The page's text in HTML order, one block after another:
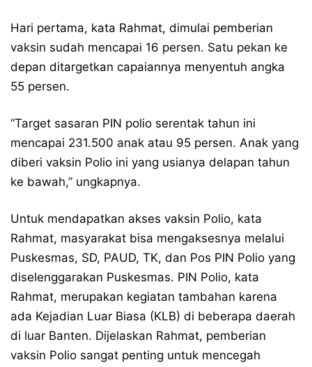
Hari pertama, kata Rahmat, dimulai pemberian
vaksin sudah mencapai 16 persen. Satu pekan ke
depan ditargetkan capaiannya menyentuh angka
55 persen.
“Target sasaran PIN polio serentak tahun ini
mencapai 231.500 anak atau 95 persen. Anak yang
diberi vaksin Polio ini yang usianya delapan tahun
ke bawah,” ungkapnya.
Untuk mendapatkan akses vaksin Polio, kata
Rahmat, masyarakat bisa mengaksesnya melalui
Puskesmas, SD, PAUD, TK, dan Pos PIN Polio yang
diselenggarakan Puskesmas. PIN Polio, kata
Rahmat, merupakan kegiatan tambahan karena
ada Kejadian Luar Biasa (KLB) di beberapa daerah
di luar Banten. Dijelaskan Rahmat, pemberian
vaksin Polio sangat penting untuk mencegah